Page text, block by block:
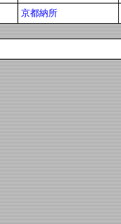
京都納所